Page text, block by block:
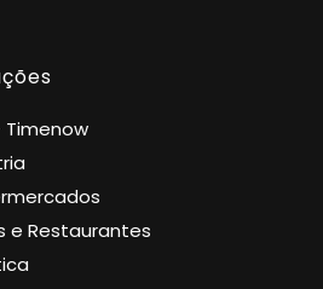
Timenow
e Restaurantes